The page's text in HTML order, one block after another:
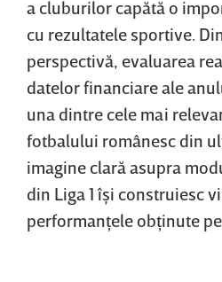
a cluburilor capătă o
cu rezultatele sportive.
perspectivă, evaluarea
datelor financiare ale
una dintre cele mai
fotbalului românesc din
imagine clară asupra
din Liga 1 îşi construiesc
performanţele obţinute pe